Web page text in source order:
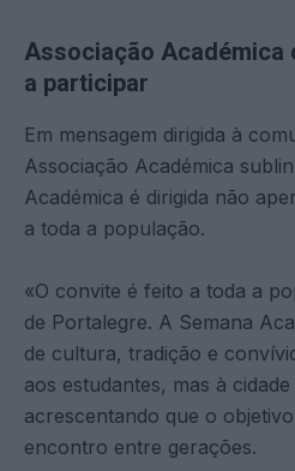
Associação Académica
a participar
Em mensagem dirigida à
Associação Académica
Académica é dirigida não
a toda a população.
«O convite é feito a toda a
de Portalegre. A Semana
de cultura, tradição e
aos estudantes, mas à
acrescentando que o
encontro entre gerações.